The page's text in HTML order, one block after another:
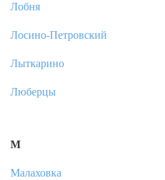
Лобня
Лосино-Петровский
Лыткарино
Люберцы
М
Малаховка